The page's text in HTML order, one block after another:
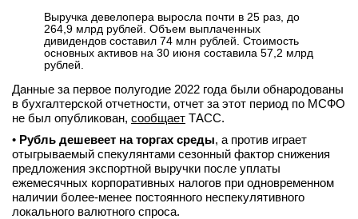
Выручка девелопера выросла почти в 25 раз, до
264,9 млрд рублей. Объем выплаченных
дивидендов составил 74 млн рублей. Стоимость
основных активов на 30 июня составила 57,2 млрд
рублей.
Данные за первое полугодие 2022 года были обнародованы
в бухгалтерской отчетности, отчет за этот период по МСФО
не был опубликован, сообщает ТАСС.
• Рубль дешевеет на торгах среды, а против играет
отыгрываемый спекулянтами сезонный фактор снижения
предложения экспортной выручки после уплаты
ежемесячных корпоративных налогов при одновременном
наличии более-менее постоянного неспекулятивного
локального валютного спроса.